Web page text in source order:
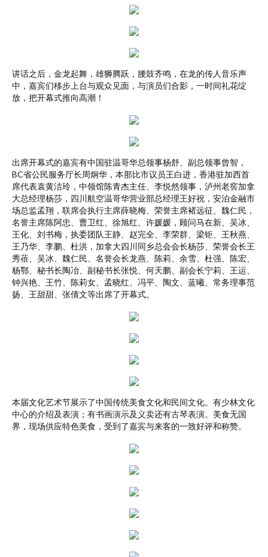
讲话之后，金龙起舞，雄狮腾跃，腰鼓齐鸣，在龙的传人音乐声
中，嘉宾们移步上台与观众见面，与演员们合影，一时间礼花绽
放，把开幕式推向高潮！
出席开幕式的嘉宾有中国驻温哥华总领事杨舒、副总领事曾智，
BC省公民服务厅长周炯华，本那比市议员王白进，香港驻加西首
席代表袁黄洁玲，中领馆陈青杰主任、李悦然领事，泸州老窖加拿
大总经理杨莎，四川航空温哥华营业部总经理王好祝，安泊金融市
场总监孟翔，联席会执行主席薛晓梅、荣誉主席褚远征、魏仁民，
名誉主席陈阿忠、曹卫红、徐旭红、许媛媛，顾问马在新、吴冰、
王化、刘书梅，执委团队王静、赵完全、李荣群、梁钜、王秋燕、
王乃华、李鹏、杜洪，加拿大四川同乡总会会长杨莎、荣誉会长王
秀蓓、吴冰、魏仁民、名誉会长龙燕、陈莉、余雪、杜强、陈宏、
杨鄂、秘书长陶冶、副秘书长张悦、何天鹏、副会长宁莉、王运、
钟兴艳、王竹、陈莉女、孟晓红、冯平、陶文、蓝曦、常务理事范
扬、王甜甜、张倩文等出席了开幕式。
本届文化艺术节展示了中国传统美食文化和民间文化。有少林文化
中心的介绍及表演；有书画演示及义卖还有古琴表演。美食无国
界，现场供应特色美食，受到了嘉宾与来客的一致好评和称赞。